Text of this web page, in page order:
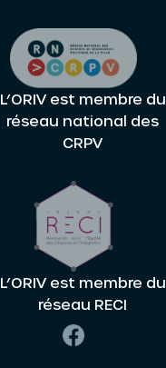
L’ORIV est membre du
réseau national des
CRPV
L’ORIV est membre du
réseau RECI